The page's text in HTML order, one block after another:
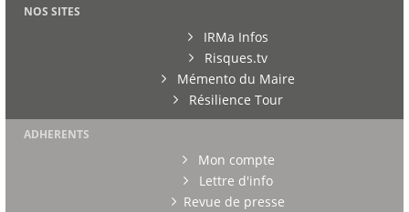
NOS SITES
IRMa Infos
Risques.tv
Mémento du Maire
Résilience Tour
ADHERENTS
Mon compte
Lettre d'info
Revue de presse